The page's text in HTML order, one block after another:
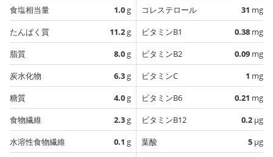
食塩相当量
1.0g
たんぱく質
11.2g
脂質
8.0g
炭水化物
6.3g
糖質
4.0g
食物繊維
2.3g
水溶性食物繊維
0.1 g
コレステロール
31 mg
ビタミンB1
0.38 mg
ビタミンB2
0.09 mg
ビタミンC
1 mg
ビタミンB6
0.21 mg
ビタミンB12
0.2 µg
葉酸
5 µg